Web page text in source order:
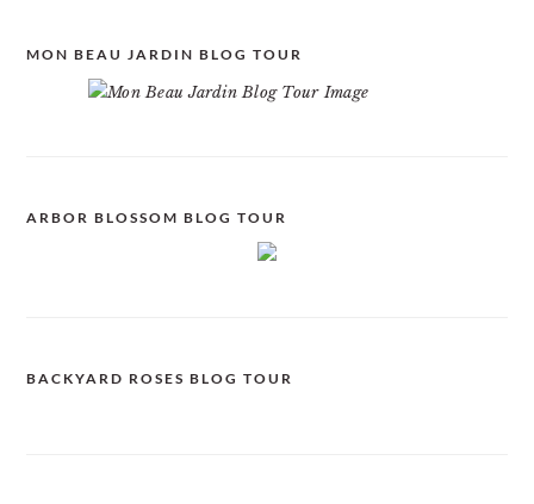
MON BEAU JARDIN BLOG TOUR
ARBOR BLOSSOM BLOG TOUR
BACKYARD ROSES BLOG TOUR